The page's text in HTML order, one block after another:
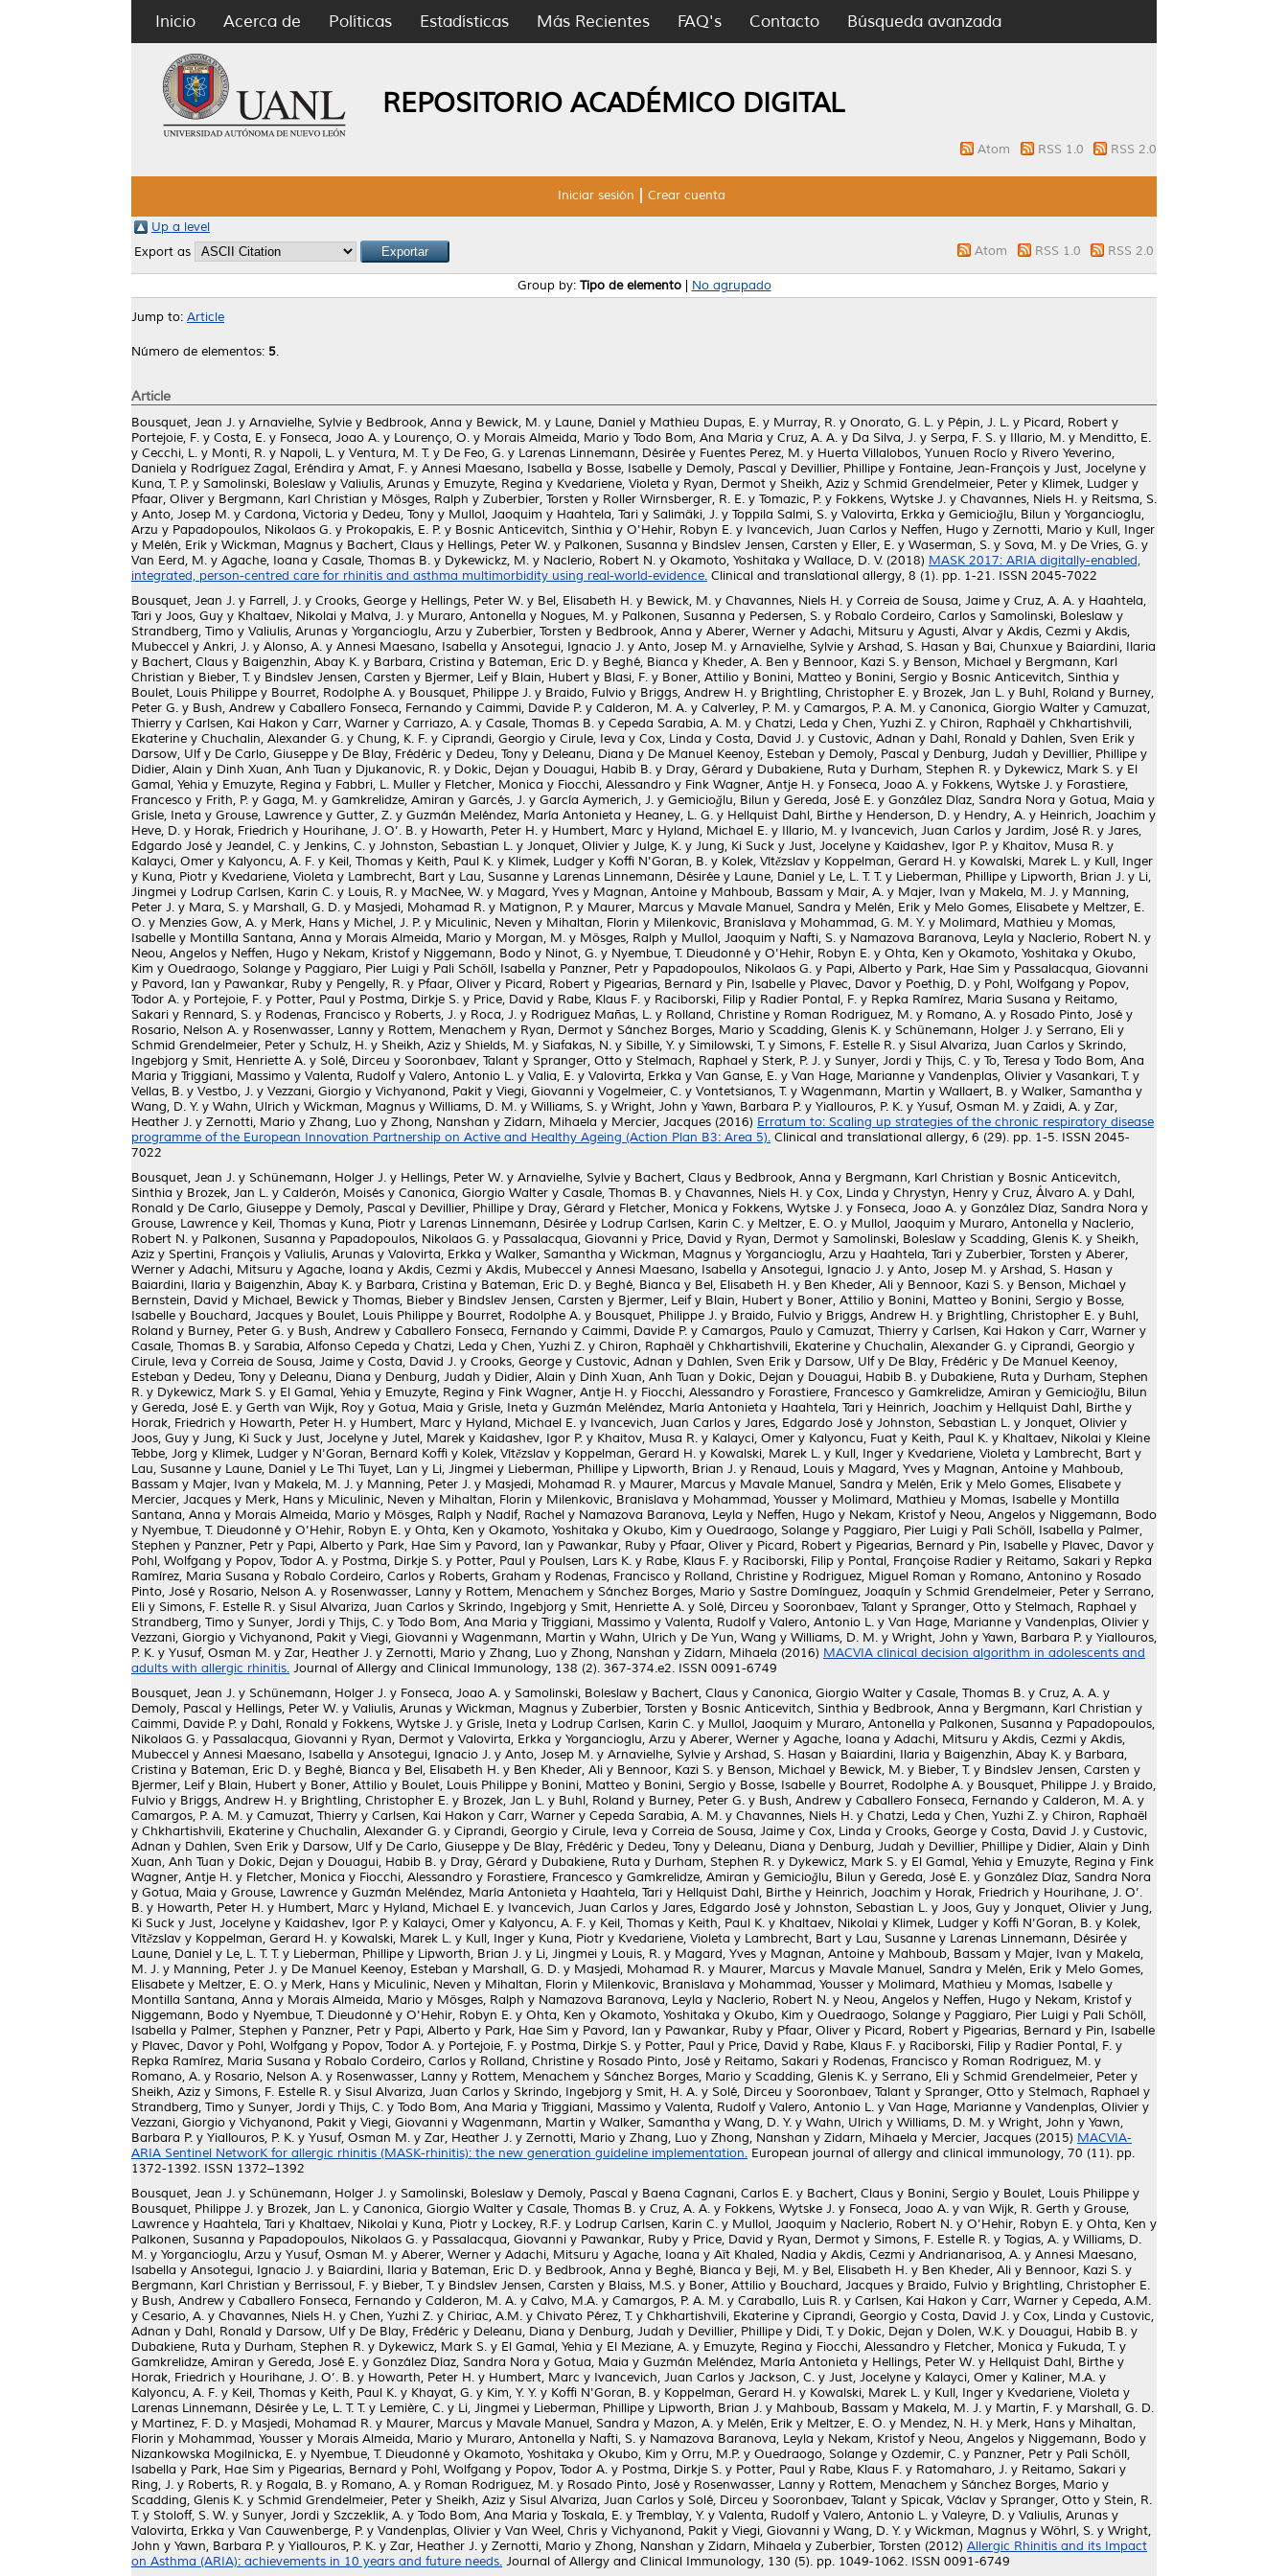
Inicio Acerca de Políticas Estadísticas Más Recientes FAQ's Contacto Búsqueda avanzada
REPOSITORIO ACADÉMICO DIGITAL
Atom RSS 1.0 RSS 2.0
Iniciar sesión Crear cuenta
Up a level
Export as
Atom RSS 1.0 RSS 2.0
Group by: Tipo de elemento| No agrupado
Jump to: Article
Número de elementos: 5.
Article
Bousquet, Jean J. y Arnavielhe, Sylvie y Bedbrook, Anna y Bewick, M. y Laune, Daniel y Mathieu Dupas, E. y Murray, R. y Onorato, G. L. y Pépin, J. L. y Picard, Robert y
Portejoie, F. y Costa, E. y Fonseca, Joao A. y Lourenço, O. y Morais Almeida, Mario y Todo Bom, Ana Maria y Cruz, A. A. y Da Silva, J. y Serpa, F. S. y Illario, M. y Menditto, E.
y Cecchi, L. y Monti, R. y Napoli, L. y Ventura, M. T. y De Feo, G. y Larenas Linnemann, Désirée y Fuentes Perez, M. y Huerta Villalobos, Yunuen Rocío y Rivero Yeverino,
Daniela y Rodríguez Zagal, Eréndira y Amat, F. y Annesi Maesano, Isabella y Bosse, Isabelle y Demoly, Pascal y Devillier, Phillipe y Fontaine, Jean-François y Just, Jocelyne y
Kuna, T. P. y Samolinski, Boleslaw y Valiulis, Arunas y Emuzyte, Regina y Kvedariene, Violeta y Ryan, Dermot y Sheikh, Aziz y Schmid Grendelmeier, Peter y Klimek, Ludger y
Pfaar, Oliver y Bergmann, Karl Christian y Mösges, Ralph y Zuberbier, Torsten y Roller Wirnsberger, R. E. y Tomazic, P. y Fokkens, Wytske J. y Chavannes, Niels H. y Reitsma, S.
y Anto, Josep M. y Cardona, Victoria y Dedeu, Tony y Mullol, Jaoquim y Haahtela, Tari y Salimäki, J. y Toppila Salmi, S. y Valovirta, Erkka y Gemicioğlu, Bilun y Yorgancioglu,
Arzu y Papadopoulos, Nikolaos G. y Prokopakis, E. P. y Bosnic Anticevitch, Sinthia y O'Hehir, Robyn E. y Ivancevich, Juan Carlos y Neffen, Hugo y Zernotti, Mario y Kull, Inger
y Melén, Erik y Wickman, Magnus y Bachert, Claus y Hellings, Peter W. y Palkonen, Susanna y Bindslev Jensen, Carsten y Eller, E. y Waserman, S. y Sova, M. y De Vries, G. y
Van Eerd, M. y Agache, Ioana y Casale, Thomas B. y Dykewickz, M. y Naclerio, Robert N. y Okamoto, Yoshitaka y Wallace, D. V. (2018) MASK 2017: ARIA digitally-enabled,
integrated, person-centred care for rhinitis and asthma multimorbidity using real-world-evidence. Clinical and translational allergy, 8 (1). pp. 1-21. ISSN 2045-7022
Bousquet, Jean J. y Farrell, J. y Crooks, George y Hellings, Peter W. y Bel, Elisabeth H. y Bewick, M. y Chavannes, Niels H. y Correia de Sousa, Jaime y Cruz, A. A. y Haahtela,
Tari y Joos, Guy y Khaltaev, Nikolai y Malva, J. y Muraro, Antonella y Nogues, M. y Palkonen, Susanna y Pedersen, S. y Robalo Cordeiro, Carlos y Samolinski, Boleslaw y
Strandberg, Timo y Valiulis, Arunas y Yorgancioglu, Arzu y Zuberbier, Torsten y Bedbrook, Anna y Aberer, Werner y Adachi, Mitsuru y Agusti, Alvar y Akdis, Cezmi y Akdis,
Mubeccel y Ankri, J. y Alonso, A. y Annesi Maesano, Isabella y Ansotegui, Ignacio J. y Anto, Josep M. y Arnavielhe, Sylvie y Arshad, S. Hasan y Bai, Chunxue y Baiardini, Ilaria
y Bachert, Claus y Baigenzhin, Abay K. y Barbara, Cristina y Bateman, Eric D. y Beghé, Bianca y Kheder, A. Ben y Bennoor, Kazi S. y Benson, Michael y Bergmann, Karl
Christian y Bieber, T. y Bindslev Jensen, Carsten y Bjermer, Leify Blain, Hubert y Blasi, F. y Boner, Attilio y Bonini, Matteo y Bonini, Sergio y Bosnic Anticevitch, Sinthia y
Boulet, Louis Philippe y Bourret, Rodolphe A. y Bousquet, Philippe J. y Braido, Fulvio y Briggs, Andrew H. y Brightling, Christopher E. y Brozek, Jan L. y Buhl, Roland y Burney,
Peter G. y Bush, Andrew y Caballero Fonseca, Fernando y Caimmi, Davide P. y Calderon, M. A. y Calverley, P. M. y Camargos, P. A. M. y Canonica, Giorgio Walter y Camuzat,
Thierry y Carlsen, Kai Hakon y Carr, Warner y Carriazo, A. y Casale, Thomas B. y Cepeda Sarabia, A. M. y Chatzi, Leda y Chen, Yuzhi Z. y Chiron, Raphaël y Chkhartishvili,
Ekaterine y Chuchalin, Alexander G. y Chung, K. F. y Ciprandi, Georgio y Cirule, Ieva y Cox, Linda y Costa, David J. y Custovic, Adnan y Dahl, Ronald y Dahlen, Sven Erik y
Darsow, Ulfy De Carlo, Giuseppe y De Blay, Frédéric y Dedeu, Tony y Deleanu, Diana y De Manuel Keenoy, Esteban y Demoly, Pascal y Denburg, Judah y Devillier, Phillipe y
Didier, Alain y Dinh Xuan, Anh Tuan y Djukanovic, R. y Dokic, Dejan y Douagui, Habib B. y Dray, Gérard y Dubakiene, Ruta y Durham, Stephen R. y Dykewicz, Mark S. y El
Gamal, Yehia y Emuzyte, Regina y Fabbri, L. Muller y Fletcher, Monica y Fiocchi, Alessandro y Fink Wagner, Antje H. y Fonseca, Joao A. y Fokkens, Wytske J. y Forastiere,
Francesco y Frith, P. y Gaga, M. y Gamkrelidze, Amiran y Garcés, J. y García Aymerich, J. y Gemicioğlu, Bilun y Gereda, José E. y González Díaz, Sandra Nora y Gotua, Maia y
Grisle, Ineta y Grouse, Lawrence y Gutter, Z. y Guzmán Meléndez, María Antonieta y Heaney, L. G. y Hellquist Dahl, Birthe y Henderson, D. y Hendry, A. y Heinrich, Joachim y
Heve, D. y Horak, Friedrich y Hourihane, J. O’. B. y Howarth, Peter H. y Humbert, Marc y Hyland, Michael E. y Illario, M. y Ivancevich, Juan Carlos y Jardim, José R. y Jares,
Edgardo José y Jeandel, C. y Jenkins, C. y Johnston, Sebastian L. y Jonquet, Olivier y Julge, K. y Jung, Ki Suck y Just, Jocelyne y Kaidashev, Igor P. y Khaitov, Musa R. y
Kalayci, Omer y Kalyoncu, A. F. y Keil, Thomas y Keith, Paul K. y Klimek, Ludger y Koffi N'Goran, B. y Kolek, Vítězslav y Koppelman, Gerard H. y Kowalski, Marek L. y Kull, Inger
y Kuna, Piotr y Kvedariene, Violeta y Lambrecht, Bart y Lau, Susanne y Larenas Linnemann, Désirée y Laune, Daniel y Le, L. T. T. y Lieberman, Phillipe y Lipworth, Brian J. y Li,
Jingmei y Lodrup Carlsen, Karin C. y Louis, R. y MacNee, W. y Magard, Yves y Magnan, Antoine y Mahboub, Bassam y Mair, A. y Majer, Ivan y Makela, M. J. y Manning,
Peter J. y Mara, S. y Marshall, G. D. y Masjedi, Mohamad R. y Matignon, P. y Maurer, Marcus y Mavale Manuel, Sandra y Melén, Erik y Melo Gomes, Elisabete y Meltzer, E.
O. y Menzies Gow, A. y Merk, Hans y Michel, J. P. y Miculinic, Neven y Mihaltan, Florin y Milenkovic, Branislava y Mohammad, G. M. Y. y Molimard, Mathieu y Momas,
Isabelle y Montilla Santana, Anna y Morais Almeida, Mario y Morgan, M. y Mösges, Ralph y Mullol, Jaoquim y Nafti, S. y Namazova Baranova, Leyla y Naclerio, Robert N. y
Neou, Angelos y Neffen, Hugo y Nekam, Kristofy Niggemann, Bodo y Ninot, G. y Nyembue, T. Dieudonné y O'Hehir, Robyn E. y Ohta, Ken y Okamoto, Yoshitaka y Okubo,
Kim y Ouedraogo, Solange y Paggiaro, Pier Luigi y Pali Schöll, Isabella y Panzner, Petr y Papadopoulos, Nikolaos G. y Papi, Alberto y Park, Hae Sim y Passalacqua, Giovanni
y Pavord, Ian y Pawankar, Ruby y Pengelly, R. y Pfaar, Oliver y Picard, Robert y Pigearias, Bernard y Pin, Isabelle y Plavec, Davor y Poethig, D. y Pohl, Wolfgang y Popov,
Todor A. y Portejoie, F. y Potter, Paul y Postma, Dirkje S. y Price, David y Rabe, Klaus F. y Raciborski, Filip y Radier Pontal, F. y Repka Ramírez, Maria Susana y Reitamo,
Sakari y Rennard, S. y Rodenas, Francisco y Roberts, J. y Roca, J. y Rodriguez Mañas, L. y Rolland, Christine y Roman Rodriguez, M. y Romano, A. y Rosado Pinto, José y
Rosario, Nelson A. y Rosenwasser, Lanny y Rottem, Menachem y Ryan, Dermot y Sánchez Borges, Mario y Scadding, Glenis K. y Schünemann, Holger J. y Serrano, Eli y
Schmid Grendelmeier, Peter y Schulz, H. y Sheikh, Aziz y Shields, M. y Siafakas, N. y Sibille, Y. y Similowski, T. y Simons, F. Estelle R. y Sisul Alvariza, Juan Carlos y Skrindo,
Ingebjorg y Smit, Henriette A. y Solé, Dirceu y Sooronbaev, Talant y Spranger, Otto y Stelmach, Raphael y Sterk, P. J. y Sunyer, Jordi y Thijs, C. y To, Teresa y Todo Bom, Ana
Maria y Triggiani, Massimo y Valenta, Rudolfy Valero, Antonio L. y Valia, E. y Valovirta, Erkka y Van Ganse, E. y Van Hage, Marianne y Vandenplas, Olivier y Vasankari, T. y
Vellas, B. y Vestbo, J. y Vezzani, Giorgio y Vichyanond, Pakit y Viegi, Giovanni y Vogelmeier, C. y Vontetsianos, T. y Wagenmann, Martin y Wallaert, B. y Walker, Samantha y
Wang, D. Y. y Wahn, Ulrich y Wickman, Magnus y Williams, D. M. y Williams, S. y Wright, John y Yawn, Barbara P. y Yiallouros, P. K. y Yusuf, Osman M. y Zaidi, A. y Zar,
Heather J. y Zernotti, Mario y Zhang, Luo y Zhong, Nanshan y Zidarn, Mihaela y Mercier, Jacques (2016) Erratum to: Scaling up strategies of the chronic respiratory disease
programme of the European Innovation Partnership on Active and Healthy Ageing (Action Plan B3: Area 5). Clinical and translational allergy, 6 (29). pp. 1-5. ISSN 2045-
7022
Bousquet, Jean J. y Schünemann, Holger J. y Hellings, Peter W. y Arnavielhe, Sylvie y Bachert, Claus y Bedbrook, Anna y Bergmann, Karl Christian y Bosnic Anticevitch,
Sinthia y Brozek, Jan L. y Calderón, Moisés y Canonica, Giorgio Walter y Casale, Thomas B. y Chavannes, Niels H. y Cox, Linda y Chrystyn, Henry y Cruz, Álvaro A. y Dahl,
Ronald y De Carlo, Giuseppe y Demoly, Pascal y Devillier, Phillipe y Dray, Gérard y Fletcher, Monica y Fokkens, Wytske J. y Fonseca, Joao A. y González Díaz, Sandra Nora y
Grouse, Lawrence y Keil, Thomas y Kuna, Piotr y Larenas Linnemann, Désirée y Lodrup Carlsen, Karin C. y Meltzer, E. O. y Mullol, Jaoquim y Muraro, Antonella y Naclerio,
Robert N. y Palkonen, Susanna y Papadopoulos, Nikolaos G. y Passalacqua, Giovanni y Price, David y Ryan, Dermot y Samolinski, Boleslaw y Scadding, Glenis K. y Sheikh,
Aziz y Spertini, François y Valiulis, Arunas y Valovirta, Erkka y Walker, Samantha y Wickman, Magnus y Yorgancioglu, Arzu y Haahtela, Tari y Zuberbier, Torsten y Aberer,
Werner y Adachi, Mitsuru y Agache, Ioana y Akdis, Cezmi y Akdis, Mubeccel y Annesi Maesano, Isabella y Ansotegui, Ignacio J. y Anto, Josep M. y Arshad, S. Hasan y
Baiardini, Ilaria y Baigenzhin, Abay K. y Barbara, Cristina y Bateman, Eric D. y Beghé, Bianca y Bel, Elisabeth H. y Ben Kheder, Ali y Bennoor, Kazi S. y Benson, Michael y
Bernstein, David y Michael, Bewick y Thomas, Bieber y Bindslev Jensen, Carsten y Bjermer, Leify Blain, Hubert y Boner, Attilio y Bonini, Matteo y Bonini, Sergio y Bosse,
Isabelle y Bouchard, Jacques y Boulet, Louis Philippe y Bourret, Rodolphe A. y Bousquet, Philippe J. y Braido, Fulvio y Briggs, Andrew H. y Brightling, Christopher E. y Buhl,
Roland y Burney, Peter G. y Bush, Andrew y Caballero Fonseca, Fernando y Caimmi, Davide P. y Camargos, Paulo y Camuzat, Thierry y Carlsen, Kai Hakon y Carr, Warner y
Casale, Thomas B. y Sarabia, Alfonso Cepeda y Chatzi, Leda y Chen, Yuzhi Z. y Chiron, Raphaël y Chkhartishvili, Ekaterine y Chuchalin, Alexander G. y Ciprandi, Georgio y
Cirule, Ieva y Correia de Sousa, Jaime y Costa, David J. y Crooks, George y Custovic, Adnan y Dahlen, Sven Erik y Darsow, Ulfy De Blay, Frédéric y De Manuel Keenoy,
Esteban y Dedeu, Tony y Deleanu, Diana y Denburg, Judah y Didier, Alain y Dinh Xuan, Anh Tuan y Dokic, Dejan y Douagui, Habib B. y Dubakiene, Ruta y Durham, Stephen
R. y Dykewicz, Mark S. y El Gamal, Yehia y Emuzyte, Regina y Fink Wagner, Antje H. y Fiocchi, Alessandro y Forastiere, Francesco y Gamkrelidze, Amiran y Gemicioğlu, Bilun
y Gereda, José E. y Gerth van Wijk, Roy y Gotua, Maia y Grisle, Ineta y Guzmán Meléndez, María Antonieta y Haahtela, Tari y Heinrich, Joachim y Hellquist Dahl, Birthe y
Horak, Friedrich y Howarth, Peter H. y Humbert, Marc y Hyland, Michael E. y Ivancevich, Juan Carlos y Jares, Edgardo José y Johnston, Sebastian L. y Jonquet, Olivier y
Joos, Guy y Jung, Ki Suck y Just, Jocelyne y Jutel, Marek y Kaidashev, Igor P. y Khaitov, Musa R. y Kalayci, Omer y Kalyoncu, Fuat y Keith, Paul K. y Khaltaev, Nikolai y Kleine
Tebbe, Jorg y Klimek, Ludger y N'Goran, Bernard Koffi y Kolek, Vítězslav y Koppelman, Gerard H. y Kowalski, Marek L. y Kull, Inger y Kvedariene, Violeta y Lambrecht, Bart y
Lau, Susanne y Laune, Daniel y Le Thi Tuyet, Lan y Li, Jingmei y Lieberman, Phillipe y Lipworth, Brian J. y Renaud, Louis y Magard, Yves y Magnan, Antoine y Mahboub,
Bassam y Majer, Ivan y Makela, M. J. y Manning, Peter J. y Masjedi, Mohamad R. y Maurer, Marcus y Mavale Manuel, Sandra y Melén, Erik y Melo Gomes, Elisabete y
Mercier, Jacques y Merk, Hans y Miculinic, Neven y Mihaltan, Florin y Milenkovic, Branislava y Mohammad, Yousser y Molimard, Mathieu y Momas, Isabelle y Montilla
Santana, Anna y Morais Almeida, Mario y Mösges, Ralph y Nadif, Rachel y Namazova Baranova, Leyla y Neffen, Hugo y Nekam, Kristofy Neou, Angelos y Niggemann, Bodo
y Nyembue, T. Dieudonné y O'Hehir, Robyn E. y Ohta, Ken y Okamoto, Yoshitaka y Okubo, Kim y Ouedraogo, Solange y Paggiaro, Pier Luigi y Pali Schöll, Isabella y Palmer,
Stephen y Panzner, Petr y Papi, Alberto y Park, Hae Sim y Pavord, Ian y Pawankar, Ruby y Pfaar, Oliver y Picard, Robert y Pigearias, Bernard y Pin, Isabelle y Plavec, Davor y
Pohl, Wolfgang y Popov, Todor A. y Postma, Dirkje S. y Potter, Paul y Poulsen, Lars K. y Rabe, Klaus F. y Raciborski, Filip y Pontal, Françoise Radier y Reitamo, Sakari y Repka
Ramírez, Maria Susana y Robalo Cordeiro, Carlos y Roberts, Graham y Rodenas, Francisco y Rolland, Christine y Rodriguez, Miguel Roman y Romano, Antonino y Rosado
Pinto, José y Rosario, Nelson A. y Rosenwasser, Lanny y Rottem, Menachem y Sánchez Borges, Mario y Sastre Domínguez, Joaquín y Schmid Grendelmeier, Peter y Serrano,
Eli y Simons, F. Estelle R. y Sisul Alvariza, Juan Carlos y Skrindo, Ingebjorg y Smit, Henriette A. y Solé, Dirceu y Sooronbaev, Talant y Spranger, Otto y Stelmach, Raphael y
Strandberg, Timo y Sunyer, Jordi y Thijs, C. y Todo Bom, Ana Maria y Triggiani, Massimo y Valenta, Rudolfy Valero, Antonio L. y Van Hage, Marianne y Vandenplas, Olivier y
Vezzani, Giorgio y Vichyanond, Pakit y Viegi, Giovanni y Wagenmann, Martin y Wahn, Ulrich y De Yun, Wang y Williams, D. M. y Wright, John y Yawn, Barbara P. y Yiallouros,
P. K. y Yusuf, Osman M. y Zar, Heather J. y Zernotti, Mario y Zhang, Luo y Zhong, Nanshan y Zidarn, Mihaela (2016) MACVIA clinical decision algorithm in adolescents and
adults with allergic rhinitis. Journal of Allergy and Clinical Immunology, 138 (2). 367-374.e2. ISSN 0091-6749
Bousquet, Jean J. y Schünemann, Holger J. y Fonseca, Joao A. y Samolinski, Boleslaw y Bachert, Claus y Canonica, Giorgio Walter y Casale, Thomas B. y Cruz, A. A. y
Demoly, Pascal y Hellings, Peter W. y Valiulis, Arunas y Wickman, Magnus y Zuberbier, Torsten y Bosnic Anticevitch, Sinthia y Bedbrook, Anna y Bergmann, Karl Christian y
Caimmi, Davide P. y Dahl, Ronald y Fokkens, Wytske J. y Grisle, Ineta y Lodrup Carlsen, Karin C. y Mullol, Jaoquim y Muraro, Antonella y Palkonen, Susanna y Papadopoulos,
Nikolaos G. y Passalacqua, Giovanni y Ryan, Dermot y Valovirta, Erkka y Yorgancioglu, Arzu y Aberer, Werner y Agache, Ioana y Adachi, Mitsuru y Akdis, Cezmi y Akdis,
Mubeccel y Annesi Maesano, Isabella y Ansotegui, Ignacio J. y Anto, Josep M. y Arnavielhe, Sylvie y Arshad, S. Hasan y Baiardini, Ilaria y Baigenzhin, Abay K. y Barbara,
Cristina y Bateman, Eric D. y Beghé, Bianca y Bel, Elisabeth H. y Ben Kheder, Ali y Bennoor, Kazi S. y Benson, Michael y Bewick, M. y Bieber, T. y Bindslev Jensen, Carsten y
Bjermer, Leify Blain, Hubert y Boner, Attilio y Boulet, Louis Philippe y Bonini, Matteo y Bonini, Sergio y Bosse, Isabelle y Bourret, Rodolphe A. y Bousquet, Philippe J. y Braido,
Fulvio y Briggs, Andrew H. y Brightling, Christopher E. y Brozek, Jan L. y Buhl, Roland y Burney, Peter G. y Bush, Andrew y Caballero Fonseca, Fernando y Calderon, M. A. y
Camargos, P. A. M. y Camuzat, Thierry y Carlsen, Kai Hakon y Carr, Warner y Cepeda Sarabia, A. M. y Chavannes, Niels H. y Chatzi, Leda y Chen, Yuzhi Z. y Chiron, Raphaël
y Chkhartishvili, Ekaterine y Chuchalin, Alexander G. y Ciprandi, Georgio y Cirule, Ieva y Correia de Sousa, Jaime y Cox, Linda y Crooks, George y Costa, David J. y Custovic,
Adnan y Dahlen, Sven Erik y Darsow, Ulfy De Carlo, Giuseppe y De Blay, Frédéric y Dedeu, Tony y Deleanu, Diana y Denburg, Judah y Devillier, Phillipe y Didier, Alain y Dinh
Xuan, Anh Tuan y Dokic, Dejan y Douagui, Habib B. y Dray, Gérard y Dubakiene, Ruta y Durham, Stephen R. y Dykewicz, Mark S. y El Gamal, Yehia y Emuzyte, Regina y Fink
Wagner, Antje H. y Fletcher, Monica y Fiocchi, Alessandro y Forastiere, Francesco y Gamkrelidze, Amiran y Gemicioğlu, Bilun y Gereda, José E. y González Díaz, Sandra Nora
y Gotua, Maia y Grouse, Lawrence y Guzmán Meléndez, María Antonieta y Haahtela, Tari y Hellquist Dahl, Birthe y Heinrich, Joachim y Horak, Friedrich y Hourihane, J. O’.
B. y Howarth, Peter H. y Humbert, Marc y Hyland, Michael E. y Ivancevich, Juan Carlos y Jares, Edgardo José y Johnston, Sebastian L. y Joos, Guy y Jonquet, Olivier y Jung,
Ki Suck y Just, Jocelyne y Kaidashev, Igor P. y Kalayci, Omer y Kalyoncu, A. F. y Keil, Thomas y Keith, Paul K. y Khaltaev, Nikolai y Klimek, Ludger y Koffi N'Goran, B. y Kolek,
Vítězslav y Koppelman, Gerard H. y Kowalski, Marek L. y Kull, Inger y Kuna, Piotr y Kvedariene, Violeta y Lambrecht, Bart y Lau, Susanne y Larenas Linnemann, Désirée y
Laune, Daniel y Le, L. T. T. y Lieberman, Phillipe y Lipworth, Brian J. y Li, Jingmei y Louis, R. y Magard, Yves y Magnan, Antoine y Mahboub, Bassam y Majer, Ivan y Makela,
M. J. y Manning, Peter J. y De Manuel Keenoy, Esteban y Marshall, G. D. y Masjedi, Mohamad R. y Maurer, Marcus y Mavale Manuel, Sandra y Melén, Erik y Melo Gomes,
Elisabete y Meltzer, E. O. y Merk, Hans y Miculinic, Neven y Mihaltan, Florin y Milenkovic, Branislava y Mohammad, Yousser y Molimard, Mathieu y Momas, Isabelle y
Montilla Santana, Anna y Morais Almeida, Mario y Mösges, Ralph y Namazova Baranova, Leyla y Naclerio, Robert N. y Neou, Angelos y Neffen, Hugo y Nekam, Kristofy
Niggemann, Bodo y Nyembue, T. Dieudonné y O'Hehir, Robyn E. y Ohta, Ken y Okamoto, Yoshitaka y Okubo, Kim y Ouedraogo, Solange y Paggiaro, Pier Luigi y Pali Schöll,
Isabella y Palmer, Stephen y Panzner, Petr y Papi, Alberto y Park, Hae Sim y Pavord, Ian y Pawankar, Ruby y Pfaar, Oliver y Picard, Robert y Pigearias, Bernard y Pin, Isabelle
y Plavec, Davor y Pohl, Wolfgang y Popov, Todor A. y Portejoie, F. y Postma, Dirkje S. y Potter, Paul y Price, David y Rabe, Klaus F. y Raciborski, Filip y Radier Pontal, F. y
Repka Ramírez, Maria Susana y Robalo Cordeiro, Carlos y Rolland, Christine y Rosado Pinto, José y Reitamo, Sakari y Rodenas, Francisco y Roman Rodriguez, M. y
Romano, A. y Rosario, Nelson A. y Rosenwasser, Lanny y Rottem, Menachem y Sánchez Borges, Mario y Scadding, Glenis K. y Serrano, Eli y Schmid Grendelmeier, Peter y
Sheikh, Aziz y Simons, F. Estelle R. y Sisul Alvariza, Juan Carlos y Skrindo, Ingebjorg y Smit, H. A. y Solé, Dirceu y Sooronbaev, Talant y Spranger, Otto y Stelmach, Raphael y
Strandberg, Timo y Sunyer, Jordi y Thijs, C. y Todo Bom, Ana Maria y Triggiani, Massimo y Valenta, Rudolfy Valero, Antonio L. y Van Hage, Marianne y Vandenplas, Olivier y
Vezzani, Giorgio y Vichyanond, Pakit y Viegi, Giovanni y Wagenmann, Martin y Walker, Samantha y Wang, D. Y. y Wahn, Ulrich y Williams, D. M. y Wright, John y Yawn,
Barbara P. y Yiallouros, P. K. y Yusuf, Osman M. y Zar, Heather J. y Zernotti, Mario y Zhang, Luo y Zhong, Nanshan y Zidarn, Mihaela y Mercier, Jacques (2015) MACVIA-
ARIA Sentinel NetworK for allergic rhinitis (MASK-rhinitis): the new generation guideline implementation. European journal of allergy and clinical immunology, 70 (11). pp.
1372-1392. ISSN 1372–1392
Bousquet, Jean J. y Schünemann, Holger J. y Samolinski, Boleslaw y Demoly, Pascal y Baena Cagnani, Carlos E. y Bachert, Claus y Bonini, Sergio y Boulet, Louis Philippe y
Bousquet, Philippe J. y Brozek, Jan L. y Canonica, Giorgio Walter y Casale, Thomas B. y Cruz, A. A. y Fokkens, Wytske J. y Fonseca, Joao A. y van Wijk, R. Gerth y Grouse,
Lawrence y Haahtela, Tari y Khaltaev, Nikolai y Kuna, Piotr y Lockey, R.F. y Lodrup Carlsen, Karin C. y Mullol, Jaoquim y Naclerio, Robert N. y O'Hehir, Robyn E. y Ohta, Ken y
Palkonen, Susanna y Papadopoulos, Nikolaos G. y Passalacqua, Giovanni y Pawankar, Ruby y Price, David y Ryan, Dermot y Simons, F. Estelle R. y Togias, A. y Williams, D.
M. y Yorgancioglu, Arzu y Yusuf, Osman M. y Aberer, Werner y Adachi, Mitsuru y Agache, Ioana y Aït Khaled, Nadia y Akdis, Cezmi y Andrianarisoa, A. y Annesi Maesano,
Isabella y Ansotegui, Ignacio J. y Baiardini, Ilaria y Bateman, Eric D. y Bedbrook, Anna y Beghé, Bianca y Beji, M. y Bel, Elisabeth H. y Ben Kheder, Ali y Bennoor, Kazi S. y
Bergmann, Karl Christian y Berrissoul, F. y Bieber, T. y Bindslev Jensen, Carsten y Blaiss, M.S. y Boner, Attilio y Bouchard, Jacques y Braido, Fulvio y Brightling, Christopher E.
y Bush, Andrew y Caballero Fonseca, Fernando y Calderon, M. A. y Calvo, M.A. y Camargos, P. A. M. y Caraballo, Luis R. y Carlsen, Kai Hakon y Carr, Warner y Cepeda, A.M.
y Cesario, A. y Chavannes, Niels H. y Chen, Yuzhi Z. y Chiriac, A.M. y Chivato Pérez, T. y Chkhartishvili, Ekaterine y Ciprandi, Georgio y Costa, David J. y Cox, Linda y Custovic,
Adnan y Dahl, Ronald y Darsow, Ulfy De Blay, Frédéric y Deleanu, Diana y Denburg, Judah y Devillier, Phillipe y Didi, T. y Dokic, Dejan y Dolen, W.K. y Douagui, Habib B. y
Dubakiene, Ruta y Durham, Stephen R. y Dykewicz, Mark S. y El Gamal, Yehia y El Meziane, A. y Emuzyte, Regina y Fiocchi, Alessandro y Fletcher, Monica y Fukuda, T. y
Gamkrelidze, Amiran y Gereda, José E. y González Díaz, Sandra Nora y Gotua, Maia y Guzmán Meléndez, María Antonieta y Hellings, Peter W. y Hellquist Dahl, Birthe y
Horak, Friedrich y Hourihane, J. O’. B. y Howarth, Peter H. y Humbert, Marc y Ivancevich, Juan Carlos y Jackson, C. y Just, Jocelyne y Kalayci, Omer y Kaliner, M.A. y
Kalyoncu, A. F. y Keil, Thomas y Keith, Paul K. y Khayat, G. y Kim, Y. Y. y Koffi N'Goran, B. y Koppelman, Gerard H. y Kowalski, Marek L. y Kull, Inger y Kvedariene, Violeta y
Larenas Linnemann, Désirée y Le, L. T. T. y Lemière, C. y Li, Jingmei y Lieberman, Phillipe y Lipworth, Brian J. y Mahboub, Bassam y Makela, M. J. y Martin, F. y Marshall, G. D.
y Martinez, F. D. y Masjedi, Mohamad R. y Maurer, Marcus y Mavale Manuel, Sandra y Mazon, A. y Melén, Erik y Meltzer, E. O. y Mendez, N. H. y Merk, Hans y Mihaltan,
Florin y Mohammad, Yousser y Morais Almeida, Mario y Muraro, Antonella y Nafti, S. y Namazova Baranova, Leyla y Nekam, Kristofy Neou, Angelos y Niggemann, Bodo y
Nizankowska Mogilnicka, E. y Nyembue, T. Dieudonné y Okamoto, Yoshitaka y Okubo, Kim y Orru, M.P. y Ouedraogo, Solange y Ozdemir, C. y Panzner, Petr y Pali Schöll,
Isabella y Park, Hae Sim y Pigearias, Bernard y Pohl, Wolfgang y Popov, Todor A. y Postma, Dirkje S. y Potter, Paul y Rabe, Klaus F. y Ratomaharo, J. y Reitamo, Sakari y
Ring, J. y Roberts, R. y Rogala, B. y Romano, A. y Roman Rodriguez, M. y Rosado Pinto, José y Rosenwasser, Lanny y Rottem, Menachem y Sánchez Borges, Mario y
Scadding, Glenis K. y Schmid Grendelmeier, Peter y Sheikh, Aziz y Sisul Alvariza, Juan Carlos y Solé, Dirceu y Sooronbaev, Talant y Spicak, Václav y Spranger, Otto y Stein, R.
T. y Stoloff, S. W. y Sunyer, Jordi y Szczeklik, A. y Todo Bom, Ana Maria y Toskala, E. y Tremblay, Y. y Valenta, Rudolfy Valero, Antonio L. y Valeyre, D. y Valiulis, Arunas y
Valovirta, Erkka y Van Cauwenberge, P. y Vandenplas, Olivier y Van Weel, Chris y Vichyanond, Pakit y Viegi, Giovanni y Wang, D. Y. y Wickman, Magnus y Wöhrl, S. y Wright,
John y Yawn, Barbara P. y Yiallouros, P. K. y Zar, Heather J. y Zernotti, Mario y Zhong, Nanshan y Zidarn, Mihaela y Zuberbier, Torsten (2012) Allergic Rhinitis and its Impact
on Asthma (ARIA): achievements in 10 years and future needs. Journal of Allergy and Clinical Immunology, 130 (5). pp. 1049-1062. ISSN 0091-6749